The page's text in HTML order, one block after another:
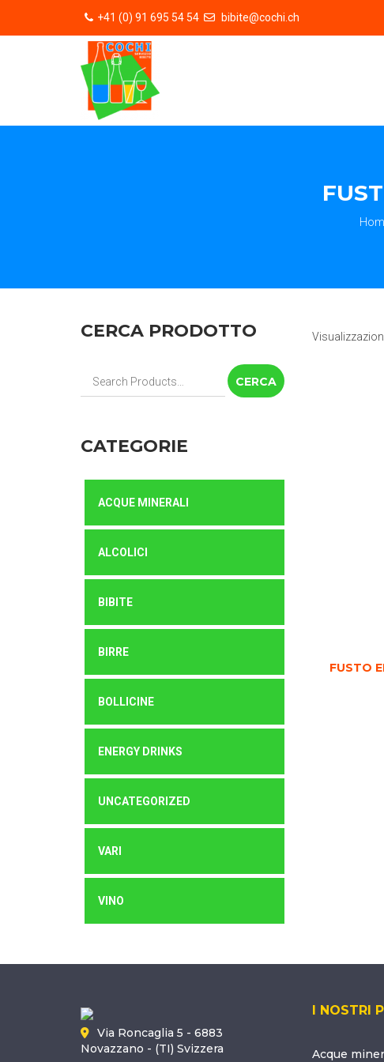
+41 (0) 91 695 54 54 bibite@cochi.ch
FUSTO
CERCA PRODOTTO
Cerca:
CATEGORIE
ACQUE MINERALI
ALCOLICI
BIBITE
BIRRE
BOLLICINE
ENERGY DRINKS
UNCATEGORIZED
VARI
VINO
Via Roncaglia 5 - 6883
Novazzano - (TI) Svizzera
I NOSTRI
Acque